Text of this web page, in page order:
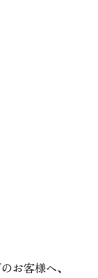
お客様へ、